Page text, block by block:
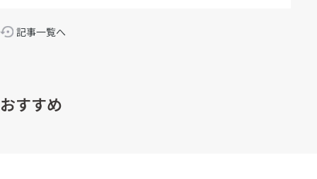
記事一覧へ
おすすめ